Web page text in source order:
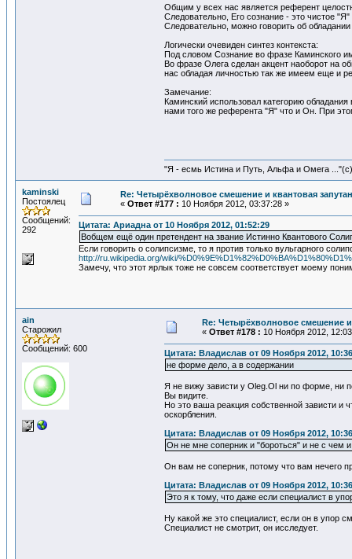
Общим у всех нас является референт
Следовательно, Его сознание - это чистое
Следовательно, можно говорить об
Логически очевиден синтез контекста:
Под словом Сознание во фразе Каминского
Во фразе Олега сделан акцент наоборот на
нас обладая личностью так же имеем еще и
Замечание:
Каминский использовал категорию
нами того же референта "Я" что и Он. При
"Я - есмь Истина и Путь, Альфа и Омега ..."(с)
kaminski
Постоялец
Сообщений:
292
Re: Четырёхволновое смешение и квантовая
« Ответ #177 : 10 Ноября 2012, 03:37:28 »
Цитата: Ариадна от 10 Ноября 2012, 01:52:29
Вобщем ещё один претендент на звание Истинно Квантового
Если говорить о солипсизме, то я против только вульгарного
http://ru.wikipedia.org/wiki/
Замечу, что этот ярлык тоже не совсем соответствует моему
ain
Старожил
Сообщений: 600
Re: Четырёхволновое смешение и
« Ответ #178 : 10 Ноября 2012,
Цитата: Владислав от 09 Ноября 2012,
не форме дело, а в содержании
Я не вижу зависти у Oleg.Ol ни по форме, ни
Вы видите.
Но это ваша реакция собственной зависти и
оскорбления.
Цитата: Владислав от 09 Ноября 2012,
Он не мне соперник и "бороться" и не с чем
Он вам не соперник, потому что вам нечего
Цитата: Владислав от 09 Ноября 2012,
Это я к тому, что даже если специалист в
Ну какой же это специалист, если он в упор
Специалист не смотрит, он исследует.